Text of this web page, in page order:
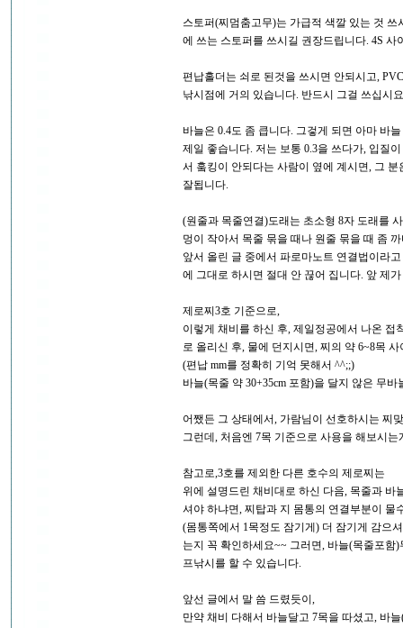
스토퍼(찌멈춤고무)는 가급적 색깔 있는 것 쓰
에 쓰는 스토퍼를 쓰시길 권장드립니다. 4S
편납홀더는 쇠로 된것을 쓰시면 안되시고,
낚시점에 거의 있습니다. 반드시 그걸 쓰십시
바늘은 0.4도 좀 큽니다. 그겋게 되면 아마 바
제일 좋습니다. 저는 보통 0.3을 쓰다가, 입질
서 훜킹이 안되다는 사람이 옆에 계시면, 그
잘됩니다.
(원줄과 목줄연결)도래는 초소형 8자 도래를
멍이 작아서 목줄 묶을 때나 원줄 묶을 때 좀
앞서 올린 글 중에서 파로마노트 연결법이라
에 그대로 하시면 절대 안 끊어 집니다. 앞 제
제로찌3호 기준으로,
이렇게 채비를 하신 후, 제일정공에서 나온 접
로 올리신 후, 물에 던지시면, 찌의 약 6~8목
(편납 mm를 정확히 기억 못해서 ^^;;)
바늘(목줄 약 30+35cm 포함)을 달지 않은 무
어쨌든 그 상태에서, 가람님이 선호하시는 찌
그런데, 처음엔 7목 기준으로 사용을 해보시
참고로,3호를 제외한 다른 호수의 제로찌는
위에 설명드린 채비대로 하신 다음, 목줄과 바
셔야 하냐면, 찌탑과 지 몸통의 연결부분이 물
(몸통쪽에서 1목정도 잠기게) 더 잠기게 감으
는지 꼭 확인하세요~~ 그러면, 바늘(목줄포함
프낚시를 할 수 있습니다.
앞선 글에서 말 씀 드렸듯이,
만약 채비 다해서 바늘달고 7목을 따셨고, 바